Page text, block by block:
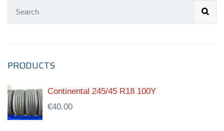
PRODUCTS
Continental 245/45 R18 100Y
€40.00